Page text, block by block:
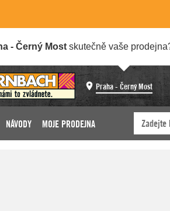
- Černý Most skutečně vaše
Praha - Černý Most
NÁVODY MOJE PRODEJNA